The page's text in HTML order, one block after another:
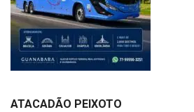
ATACADÃO PEIXOTO